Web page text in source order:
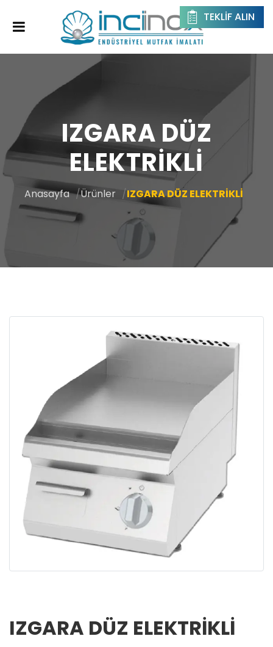
TEKLIF ALIN
IZGARA DÜZ
ELEKTRİKLİ
Anasayfa Ürünler IZGARA DÜZ ELEKTRİKLİ
IZGARA DÜZ ELEKTRİKLİ